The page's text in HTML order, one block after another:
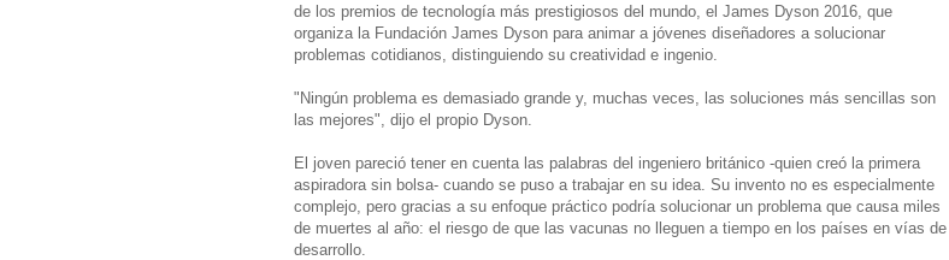
de los premios de tecnología más prestigiosos del mundo, el James Dyson 2016, que
organiza la Fundación James Dyson para animar a jóvenes diseñadores a solucionar
problemas cotidianos, distinguiendo su creatividad e ingenio.
"Ningún problema es demasiado grande y, muchas veces, las soluciones más sencillas son
las mejores", dijo el propio Dyson.
El joven pareció tener en cuenta las palabras del ingeniero británico -quien creó la primera
aspiradora sin bolsa- cuando se puso a trabajar en su idea. Su invento no es especialmente
complejo, pero gracias a su enfoque práctico podría solucionar un problema que causa miles
de muertes al año: el riesgo de que las vacunas no lleguen a tiempo en los países en vías de
desarrollo.